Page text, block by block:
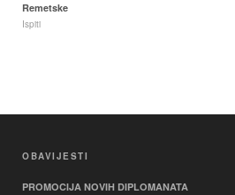
Remetske
Ispiti
OBAVIJESTI
PROMOCIJA NOVIH DIPLOMANATA